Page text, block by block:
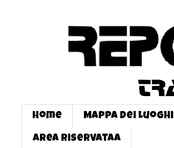
Home Mappa dei Luoghi
Area Riservataa